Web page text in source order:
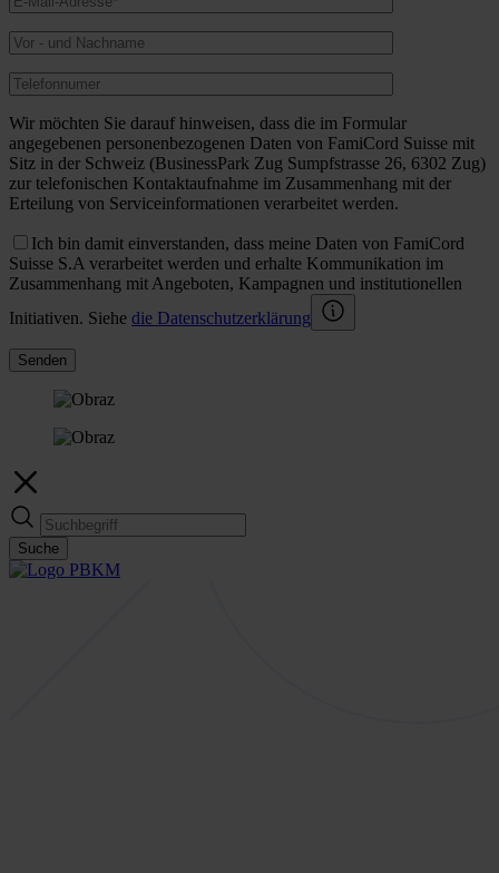
Wir möchten Sie darauf hinweisen, dass die im Formular
angegebenen personenbezogenen Daten von FamiCord Suisse mit
Sitz in der Schweiz (BusinessPark Zug Sumpfstrasse 26, 6302 Zug)
zur telefonischen Kontaktaufnahme im Zusammenhang mit der
Erteilung von Serviceinformationen verarbeitet werden.
Ich bin damit einverstanden, dass meine Daten von FamiCord
Suisse S.A verarbeitet werden und erhalte Kommunikation im
Zusammenhang mit Angeboten, Kampagnen und institutionellen
Initiativen. Siehe die Datenschutzerklärung
Senden
Suche